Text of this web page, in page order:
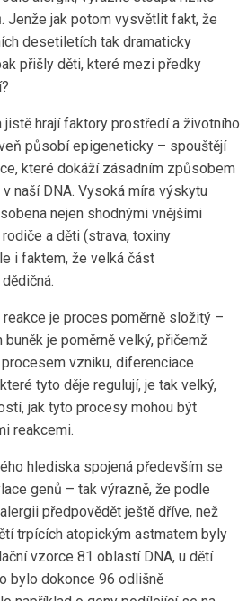
Jenže jak potom vysvětlit fakt, že
desetiletích tak dramaticky
přišly děti, které mezi předky
hrají faktory prostředí a životního
působí epigeneticky – spouštějí
které dokáží zásadním způsobem
naší DNA. Vysoká míra výskytu
nejen shodnými vnějšími
a děti (strava, toxiny
i faktem, že velká část
je proces poměrně složitý –
je poměrně velký, přičemž
vzniku, diferenciace
tyto děje regulují, je tak velký,
jak tyto procesy mohou být
reakcemi.
hlediska spojená především se
genů – tak výrazně, že podle
předpovědět ještě dříve, než
trpících atopickým astmatem byly
vzorce 81 oblastí DNA, u dětí
bylo dokonce 96 odlišně